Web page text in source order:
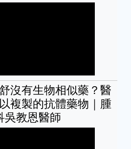
沒有生物相似藥？醫
複製的抗體藥物｜腫
吳教恩醫師